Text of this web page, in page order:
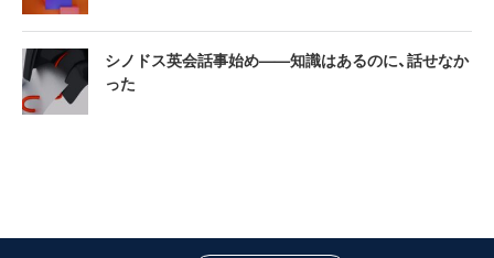
シノドス英会話事始め——知識はあるのに、話せなか
った